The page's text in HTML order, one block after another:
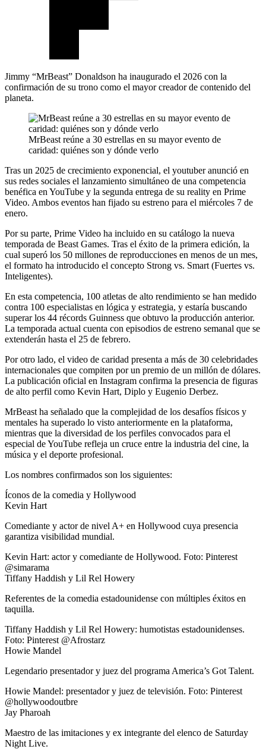
Jimmy “MrBeast” Donaldson ha inaugurado el 2026 con la
confirmación de su trono como el mayor creador de contenido del
planeta.
MrBeast reúne a 30 estrellas en su mayor evento de
caridad: quiénes son y dónde verlo
Tras un 2025 de crecimiento exponencial, el youtuber anunció en
sus redes sociales el lanzamiento simultáneo de una competencia
benéfica en YouTube y la segunda entrega de su reality en Prime
Video. Ambos eventos han fijado su estreno para el miércoles 7 de
enero.
Por su parte, Prime Video ha incluido en su catálogo la nueva
temporada de Beast Games. Tras el éxito de la primera edición, la
cual superó los 50 millones de reproducciones en menos de un mes,
el formato ha introducido el concepto Strong vs. Smart (Fuertes vs.
Inteligentes).
En esta competencia, 100 atletas de alto rendimiento se han medido
contra 100 especialistas en lógica y estrategia, y estaría buscando
superar los 44 récords Guinness que obtuvo la producción anterior.
La temporada actual cuenta con episodios de estreno semanal que se
extenderán hasta el 25 de febrero.
Por otro lado, el video de caridad presenta a más de 30 celebridades
internacionales que compiten por un premio de un millón de dólares.
La publicación oficial en Instagram confirma la presencia de figuras
de alto perfil como Kevin Hart, Diplo y Eugenio Derbez.
MrBeast ha señalado que la complejidad de los desafíos físicos y
mentales ha superado lo visto anteriormente en la plataforma,
mientras que la diversidad de los perfiles convocados para el
especial de YouTube refleja un cruce entre la industria del cine, la
música y el deporte profesional.
Los nombres confirmados son los siguientes:
Íconos de la comedia y Hollywood
Kevin Hart
Comediante y actor de nivel A+ en Hollywood cuya presencia
garantiza visibilidad mundial.
Kevin Hart: actor y comediante de Hollywood. Foto: Pinterest
@simarama
Tiffany Haddish y Lil Rel Howery
Referentes de la comedia estadounidense con múltiples éxitos en
taquilla.
Tiffany Haddish y Lil Rel Howery: humotistas estadounidenses.
Foto: Pinterest @Afrostarz
Howie Mandel
Legendario presentador y juez del programa America’s Got Talent.
Howie Mandel: presentador y juez de televisión. Foto: Pinterest
@hollywoodoutbre
Jay Pharoah
Maestro de las imitaciones y ex integrante del elenco de Saturday
Night Live.